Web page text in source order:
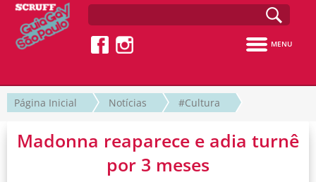
MENU
Página Inicial Notícias #Cultura
Madonna reaparece e adia turnê
por 3 meses